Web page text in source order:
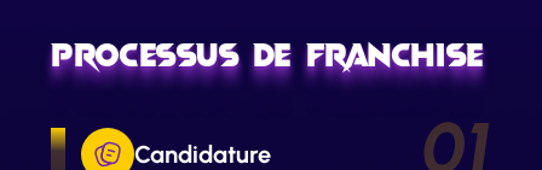
Processus de Franchise
Candidature